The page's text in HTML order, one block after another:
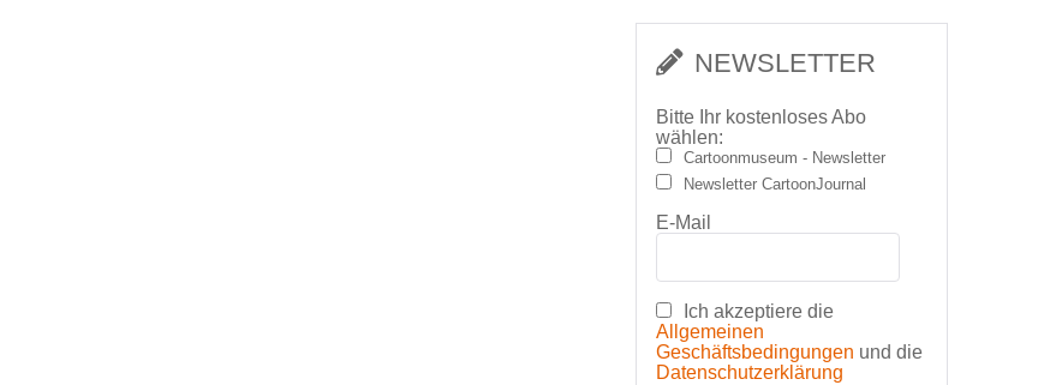
NEWSLETTER
Bitte Ihr kostenloses Abo
wählen:
Cartoonmuseum - Newsletter
Newsletter CartoonJournal
E-Mail
Ich akzeptiere die
Allgemeinen
Geschäftsbedingungen und die
Datenschutzerklärung